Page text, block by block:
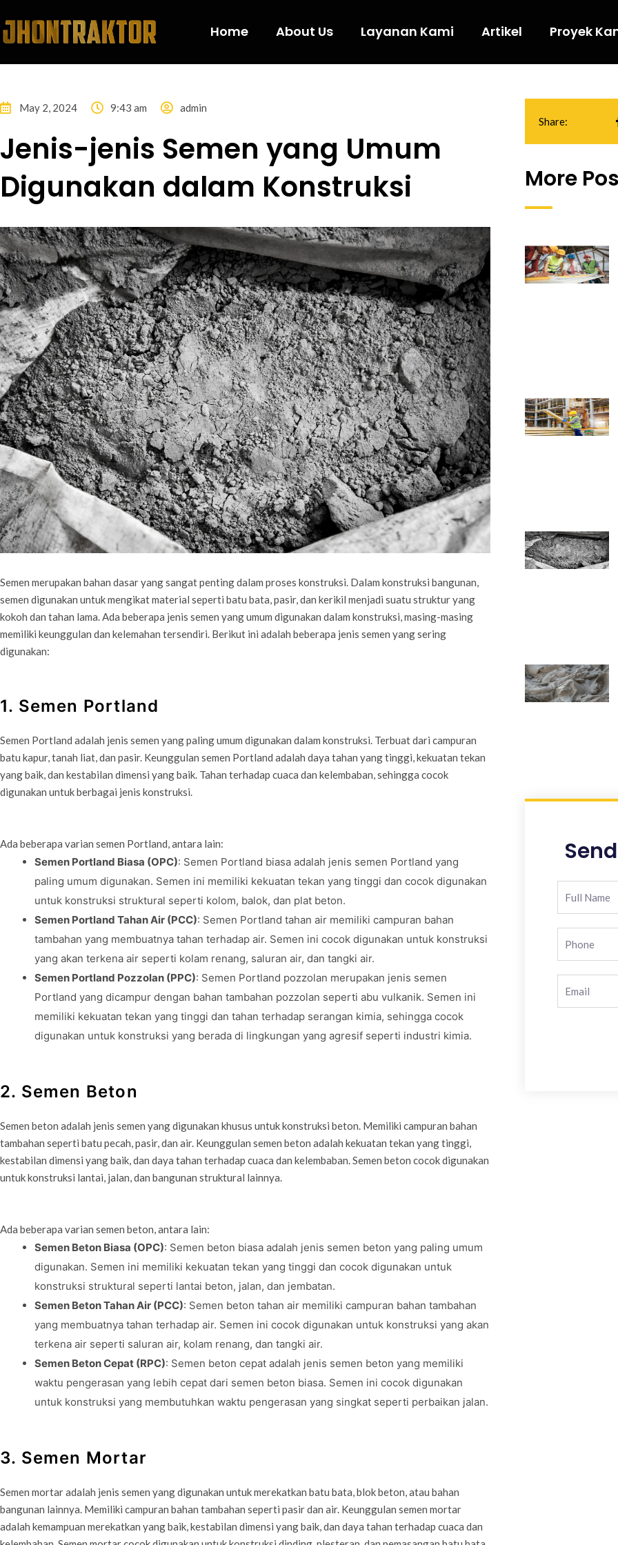
Home About Us Layanan Kami Artikel Proyek
May 2, 2024 9:43 am admin
Jenis-jenis Semen yang Umum
Digunakan dalam Konstruksi
Semen merupakan bahan dasar yang sangat penting dalam proses konstruksi. Dalam konstruksi bangunan,
semen digunakan untuk mengikat material seperti batu bata, pasir, dan kerikil menjadi suatu struktur yang
kokoh dan tahan lama. Ada beberapa jenis semen yang umum digunakan dalam konstruksi, masing-masing
memiliki keunggulan dan kelemahan tersendiri. Berikut ini adalah beberapa jenis semen yang sering
digunakan:
1. Semen Portland
Semen Portland adalah jenis semen yang paling umum digunakan dalam konstruksi. Terbuat dari campuran
batu kapur, tanah liat, dan pasir. Keunggulan semen Portland adalah daya tahan yang tinggi, kekuatan tekan
yang baik, dan kestabilan dimensi yang baik. Tahan terhadap cuaca dan kelembaban, sehingga cocok
digunakan untuk berbagai jenis konstruksi.
Ada beberapa varian semen Portland, antara lain:
Semen Portland Biasa (OPC): Semen Portland biasa adalah jenis semen Portland yang
paling umum digunakan. Semen ini memiliki kekuatan tekan yang tinggi dan cocok digunakan
untuk konstruksi struktural seperti kolom, balok, dan plat beton.
Semen Portland Tahan Air (PCC): Semen Portland tahan air memiliki campuran bahan
tambahan yang membuatnya tahan terhadap air. Semen ini cocok digunakan untuk konstruksi
yang akan terkena air seperti kolam renang, saluran air, dan tangki air.
Semen Portland Pozzolan (PPC): Semen Portland pozzolan merupakan jenis semen
Portland yang dicampur dengan bahan tambahan pozzolan seperti abu vulkanik. Semen ini
memiliki kekuatan tekan yang tinggi dan tahan terhadap serangan kimia, sehingga cocok
digunakan untuk konstruksi yang berada di lingkungan yang agresif seperti industri kimia.
2. Semen Beton
Semen beton adalah jenis semen yang digunakan khusus untuk konstruksi beton. Memiliki campuran bahan
tambahan seperti batu pecah, pasir, dan air. Keunggulan semen beton adalah kekuatan tekan yang tinggi,
kestabilan dimensi yang baik, dan daya tahan terhadap cuaca dan kelembaban. Semen beton cocok digunakan
untuk konstruksi lantai, jalan, dan bangunan struktural lainnya.
Ada beberapa varian semen beton, antara lain:
Semen Beton Biasa (OPC): Semen beton biasa adalah jenis semen beton yang paling umum
digunakan. Semen ini memiliki kekuatan tekan yang tinggi dan cocok digunakan untuk
konstruksi struktural seperti lantai beton, jalan, dan jembatan.
Semen Beton Tahan Air (PCC): Semen beton tahan air memiliki campuran bahan tambahan
yang membuatnya tahan terhadap air. Semen ini cocok digunakan untuk konstruksi yang akan
terkena air seperti saluran air, kolam renang, dan tangki air.
Semen Beton Cepat (RPC): Semen beton cepat adalah jenis semen beton yang memiliki
waktu pengerasan yang lebih cepat dari semen beton biasa. Semen ini cocok digunakan
untuk konstruksi yang membutuhkan waktu pengerasan yang singkat seperti perbaikan jalan.
3. Semen Mortar
Semen mortar adalah jenis semen yang digunakan untuk merekatkan batu bata, blok beton, atau bahan
bangunan lainnya. Memiliki campuran bahan tambahan seperti pasir dan air. Keunggulan semen mortar
adalah kemampuan merekatkan yang baik, kestabilan dimensi yang baik, dan daya tahan terhadap cuaca dan
Share:
More